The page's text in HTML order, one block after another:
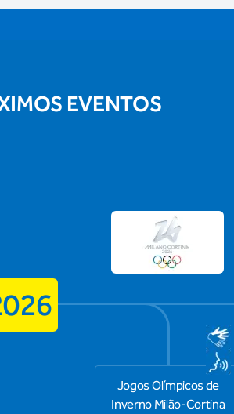
EVENTOS
Jogos Olímpicos de
Inverno Milão-Cortina